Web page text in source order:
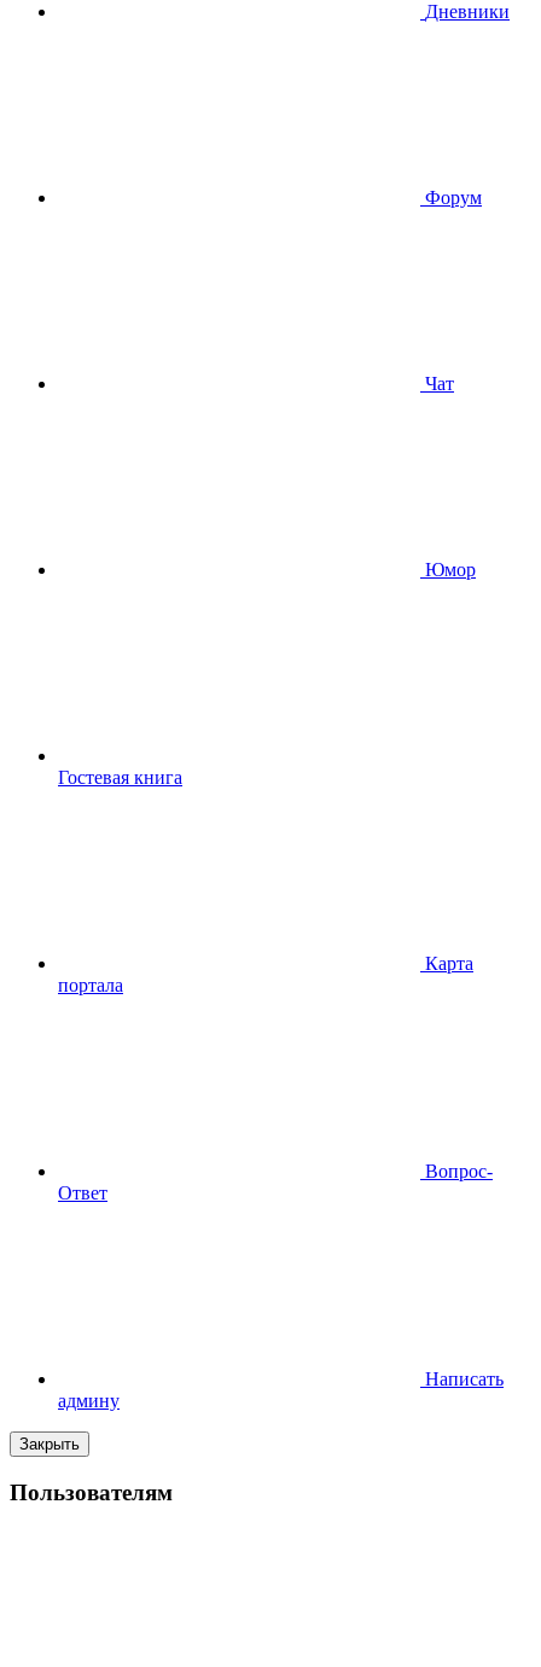
Дневники
Форум
Чат
Юмор
Гостевая книга
Карта
портала
Вопрос-
Ответ
Написать
админу
Закрыть
Пользователям